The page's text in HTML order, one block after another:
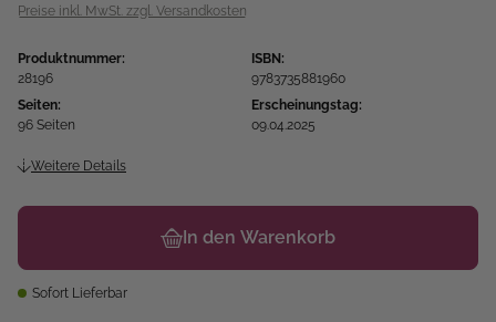
Preise inkl. MwSt. zzgl. Versandkosten
Produktnummer:
28196
ISBN:
9783735881960
Seiten:
96 Seiten
Erscheinungstag:
09.04.2025
Weitere Details
In den Warenkorb
Sofort Lieferbar